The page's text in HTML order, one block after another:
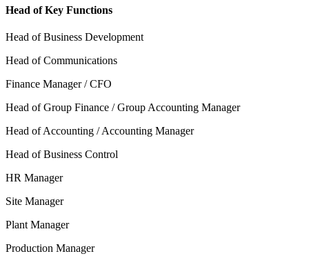
Head of Key Functions
Head of Business Development
Head of Communications
Finance Manager / CFO
Head of Group Finance / Group Accounting Manager
Head of Accounting / Accounting Manager
Head of Business Control
HR Manager
Site Manager
Plant Manager
Production Manager